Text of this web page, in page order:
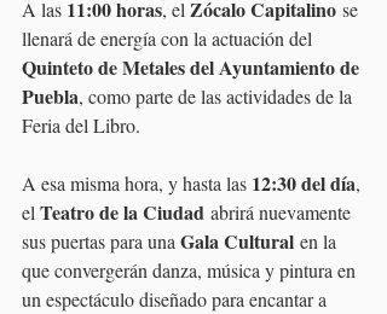
A las 11:00 horas, el Zócalo Capitalino se
llenará de energía con la actuación del
Quinteto de Metales del Ayuntamiento de
Puebla, como parte de las actividades de la
Feria del Libro.
A esa misma hora, y hasta las 12:30 del día,
el Teatro de la Ciudad abrirá nuevamente
sus puertas para una Gala Cultural en la
que convergerán danza, música y pintura en
un espectáculo diseñado para encantar a